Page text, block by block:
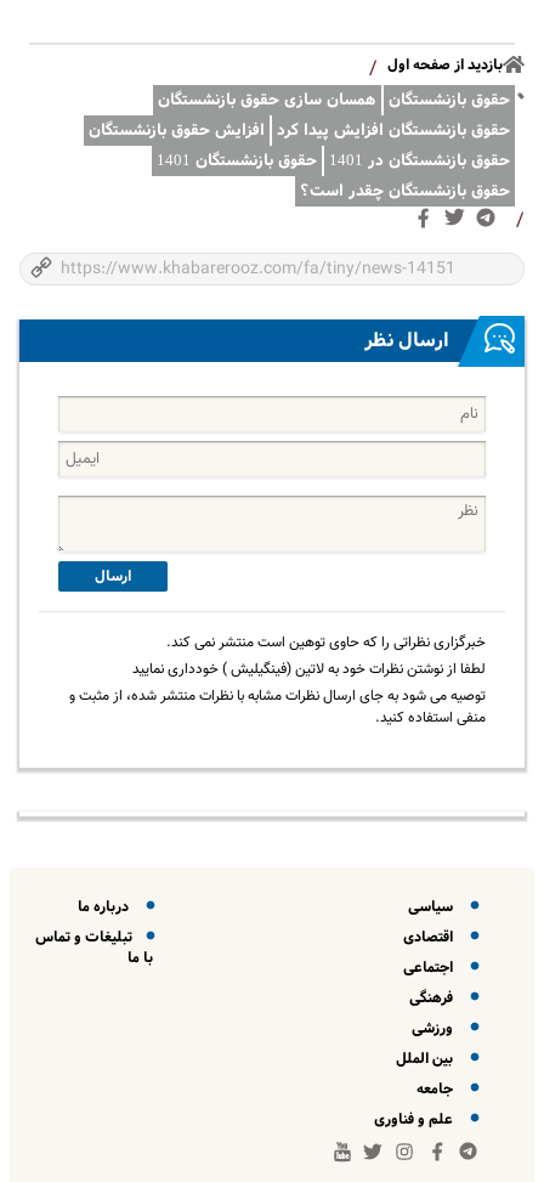
بازدید از صفحه اول /
حقوق بازنشستگان همسان سازی حقوق بازنشستگان
حقوق بازنشستگان افزایش پیدا کرد افزایش حقوق بازنشستگان
حقوق بازنشستگان در 1401
حقوق بازنشستگان 1401
حقوق بازنشستگان چقدر است؟
/
ارسال نظر
ارسال
خبرگزاری نظراتی را که حاوی توهین است منتشر نمی کند.
لطفا از نوشتن نظرات خود به لاتین (فینگیلیش ) خودداری نمایید
توصیه می شود به جای ارسال نظرات مشابه با نظرات منتشر شده، از مثبت و
منفی استفاده کنید.
سیاسی
اقتصادی
اجتماعی
فرهنگی
ورزشی
بین الملل
جامعه
علم و فناوری
درباره ما
تبلیغات و تماس
با ما